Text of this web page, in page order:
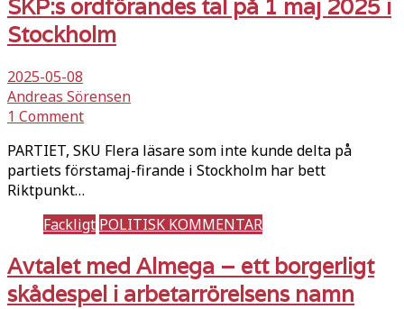
SKP:s ordförandes tal på 1 maj 2025 i
Stockholm
2025-05-08
Andreas Sörensen
1 Comment
PARTIET, SKU Flera läsare som inte kunde delta på
partiets förstamaj-firande i Stockholm har bett
Riktpunkt…
Fackligt POLITISK KOMMENTAR
Avtalet med Almega – ett borgerligt
skådespel i arbetarrörelsens namn